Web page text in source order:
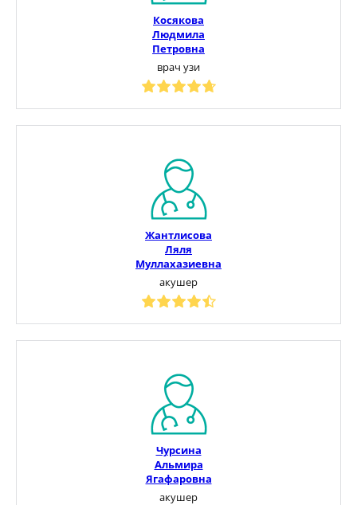
Косякова
Людмила
Петровна
врач узи
Жантлисова
Ляля
Муллахазиевна
акушер
Чурсина
Альмира
Ягафаровна
акушер